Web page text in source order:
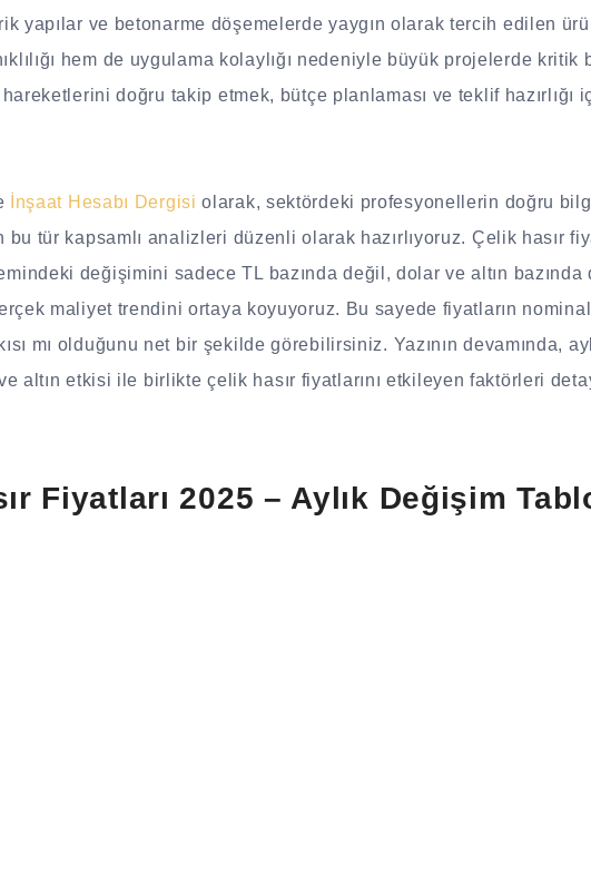
yapılar ve betonarme döşemelerde yaygın olarak tercih edilen
hem de uygulama kolaylığı nedeniyle büyük projelerde kritik
hareketlerini doğru takip etmek, bütçe planlaması ve teklif hazırlığı
İnşaat Hesabı Dergisi olarak, sektördeki profesyonellerin doğru
tür kapsamlı analizleri düzenli olarak hazırlıyoruz. Çelik hasır
değişimini sadece TL bazında değil, dolar ve altın bazında
maliyet trendini ortaya koyuyoruz. Bu sayede fiyatların nominal
mı olduğunu net bir şekilde görebilirsiniz. Yazının devamında,
altın etkisi ile birlikte çelik hasır fiyatlarını etkileyen faktörleri
Fiyatları 2025 – Aylık Değişim